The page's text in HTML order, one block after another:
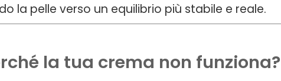
la pelle verso un equilibrio più stabile e reale.
la tua crema non funziona?